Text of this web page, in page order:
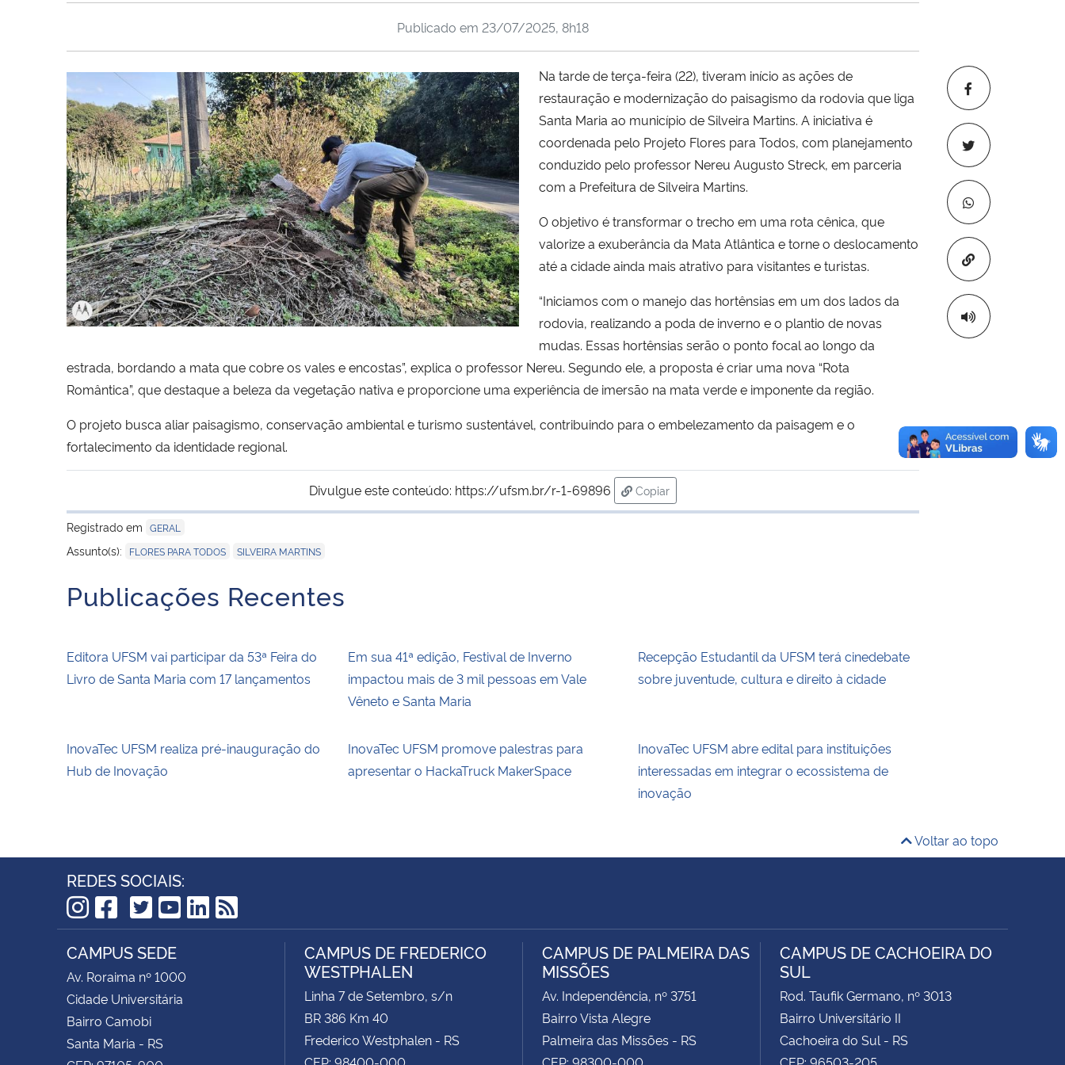
Copiar para
Publicado em 23/07/2025, 8h18
Na tarde de terça-feira (22), tiveram início as ações de
restauração e modernização do paisagismo da rodovia que liga
Santa Maria ao município de Silveira Martins. A iniciativa é
coordenada pelo Projeto Flores para Todos, com planejamento
conduzido pelo professor Nereu Augusto Streck, em parceria
com a Prefeitura de Silveira Martins.
O objetivo é transformar o trecho em uma rota cênica, que
valorize a exuberância da Mata Atlântica e torne o deslocamento
até a cidade ainda mais atrativo para visitantes e turistas.
“Iniciamos com o manejo das hortênsias em um dos lados da
rodovia, realizando a poda de inverno e o plantio de novas
mudas. Essas hortênsias serão o ponto focal ao longo da
estrada, bordando a mata que cobre os vales e encostas”, explica o professor Nereu. Segundo ele, a proposta é criar uma nova “Rota
Romântica”, que destaque a beleza da vegetação nativa e proporcione uma experiência de imersão na mata verde e imponente da região.
O projeto busca aliar paisagismo, conservação ambiental e turismo sustentável, contribuindo para o embelezamento da paisagem e o
fortalecimento da identidade regional.
Divulgue este conteúdo: https://ufsm.br/r-1-69896
Copiar
para área de transferência
Registrado em GERAL
Assunto(s): FLORES PARA TODOS SILVEIRA MARTINS
Publicações Recentes
Editora UFSM vai participar da 53ª Feira do
Livro de Santa Maria com 17 lançamentos
Em sua 41ª edição, Festival de Inverno
impactou mais de 3 mil pessoas em Vale
Vêneto e Santa Maria
Recepção Estudantil da UFSM terá cinedebate
sobre juventude, cultura e direito à cidade
InovaTec UFSM realiza pré-inauguração do
Hub de Inovação
InovaTec UFSM promove palestras para
apresentar o HackaTruck MakerSpace
InovaTec UFSM abre edital para instituições
interessadas em integrar o ecossistema de
inovação
Voltar ao topo
REDES SOCIAIS:
Instagram
Facebook
TikTok
Twitter
YouTube
LinkedIn
RSS
CAMPUS SEDE
Av. Roraima nº 1000
Cidade Universitária
Bairro Camobi
Santa Maria - RS
CAMPUS DE FREDERICO
WESTPHALEN
Linha 7 de Setembro, s/n
BR 386 Km 40
Frederico Westphalen - RS
CEP: 98400-000
CAMPUS DE PALMEIRA DAS
MISSÕES
Av. Independência, nº 3751
Bairro Vista Alegre
Palmeira das Missões - RS
CEP: 98300-000
CAMPUS DE CACHOEIRA DO
SUL
Rod. Taufik Germano, nº 3013
Bairro Universitário II
Cachoeira do Sul - RS
CEP: 96503-205